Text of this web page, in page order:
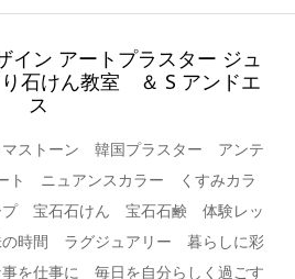
ン アートプラスター ジュ
石けん教室 ＆ S アンドエ
ス
ストーン 韓国プラスター アンテ
ト ニュアンスカラー くすみカラ
宝石石けん 宝石石鹸 体験レッ
時間 ラグジュアリー 暮らしに彩
を仕事に 毎日を自分らしく過ごす